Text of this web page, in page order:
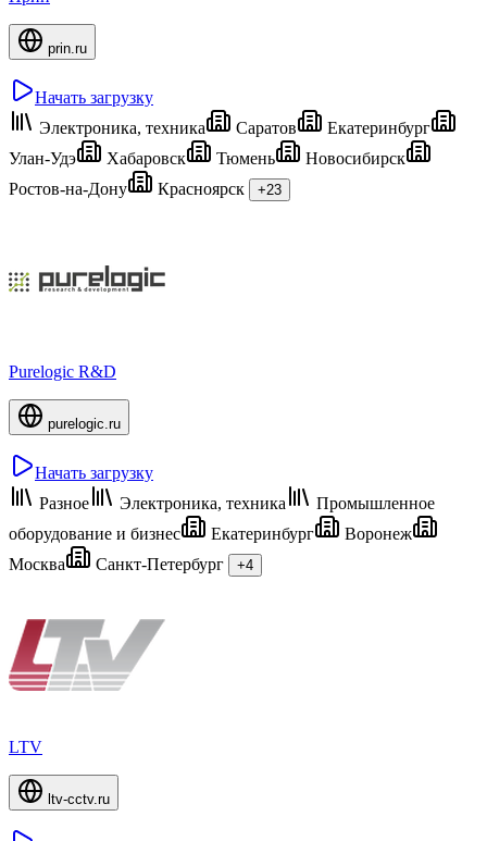
prin.ru
Начать загрузку
Электроника, техника
Саратов
Екатеринбург
Улан-Удэ
Хабаровск Тюмень
Новосибирск
Ростов-на-Дону
Красноярск +23
Purelogic R&D
purelogic.ru
Начать загрузку
Разное
Электроника, техника
Промышленное
оборудование и бизнес
Екатеринбург
Воронеж
Москва
Санкт-Петербург +4
LTV
ltv-cctv.ru